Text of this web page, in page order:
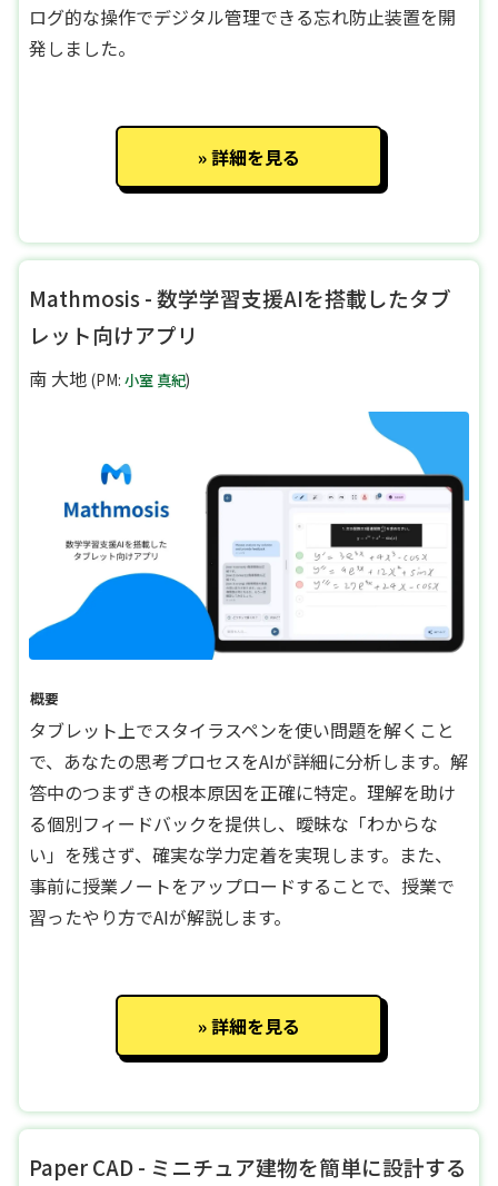
ログ的な操作でデジタル管理できる忘れ防止装置を開
発しました。
詳細を見る
Mathmosis - 数学学習支援AIを搭載したタブ
レット向けアプリ
南 大地 (PM: 小室 真紀)
概要
タブレット上でスタイラスペンを使い問題を解くこと
で、あなたの思考プロセスをAIが詳細に分析します。解
答中のつまずきの根本原因を正確に特定。理解を助け
る個別フィードバックを提供し、曖昧な「わからな
い」を残さず、確実な学力定着を実現します。また、
事前に授業ノートをアップロードすることで、授業で
習ったやり方でAIが解説します。
詳細を見る
Paper CAD - ミニチュア建物を簡単に設計する